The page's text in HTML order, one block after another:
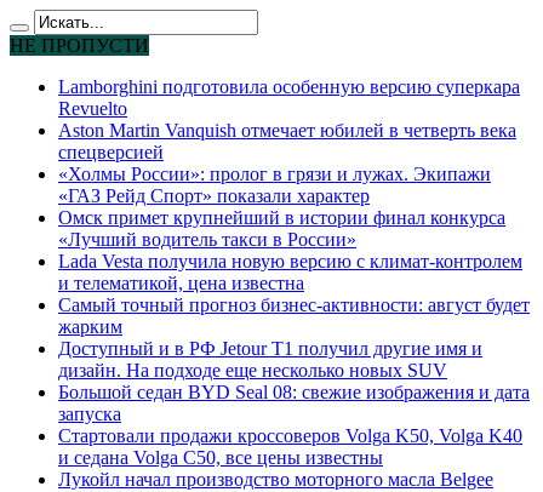
НЕ ПРОПУСТИ
Lamborghini подготовила особенную версию суперкара
Revuelto
Aston Martin Vanquish отмечает юбилей в четверть века
спецверсией
«Холмы России»: пролог в грязи и лужах. Экипажи
«ГАЗ Рейд Спорт» показали характер
Омск примет крупнейший в истории финал конкурса
«Лучший водитель такси в России»
Lada Vesta получила новую версию с климат-контролем
и телематикой, цена известна
Самый точный прогноз бизнес-активности: август будет
жарким
Доступный и в РФ Jetour T1 получил другие имя и
дизайн. На подходе еще несколько новых SUV
Большой седан BYD Seal 08: свежие изображения и дата
запуска
Стартовали продажи кроссоверов Volga K50, Volga K40
и седана Volga C50, все цены известны
Лукойл начал производство моторного масла Belgee